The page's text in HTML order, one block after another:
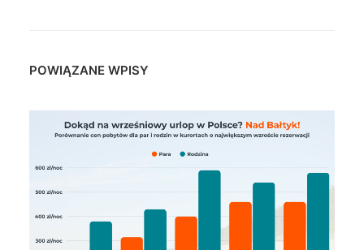
POWIĄZANE WPISY